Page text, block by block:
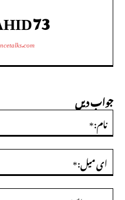
جواب دیں